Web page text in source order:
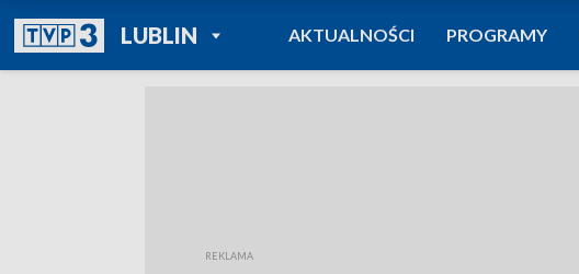
LUBLINPOWRÓT DO
TVP REGIONY
AKTUALNOŚCI PROGRAMY